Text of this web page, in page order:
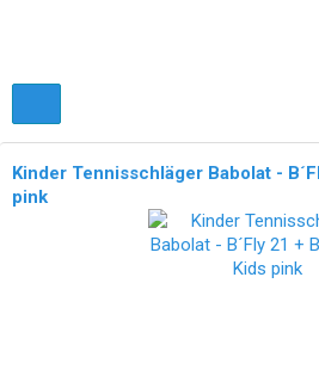
Kinder Tennisschläger Babolat -
pink